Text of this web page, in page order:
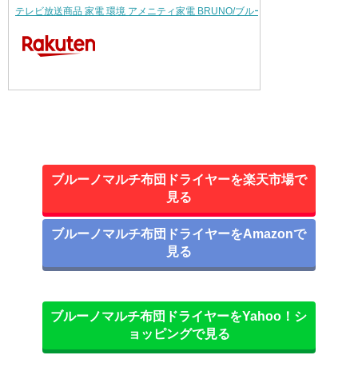
テレビ放送商品 家電 環境 アメニティ家電 BRUNO/ブルーノ マルチふとんド…
ブルーノマルチ布団ドライヤーを楽天市場で
見る
ブルーノマルチ布団ドライヤーをAmazonで
見る
ブルーノマルチ布団ドライヤーをYahoo！シ
ョッピングで見る